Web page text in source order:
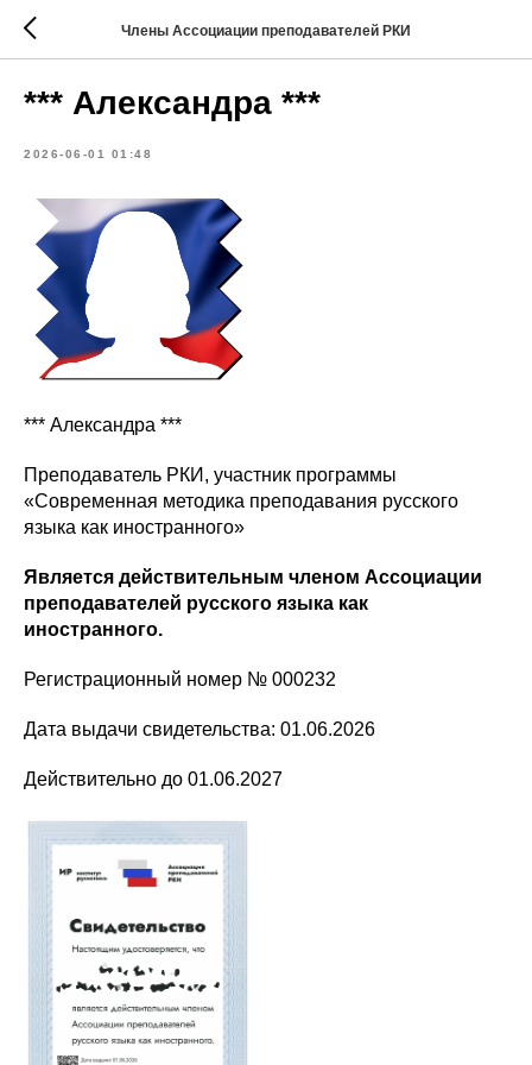
Члены Ассоциации преподавателей РКИ
*** Александра ***
2026-06-01 01:48
*** Александра ***
Преподаватель РКИ, участник программы
«Современная методика преподавания русского
языка как иностранного»
Является действительным членом Ассоциации
преподавателей русского языка как
иностранного.
Регистрационный номер № 000232
Дата выдачи свидетельства: 01.06.2026
Действительно до 01.06.2027